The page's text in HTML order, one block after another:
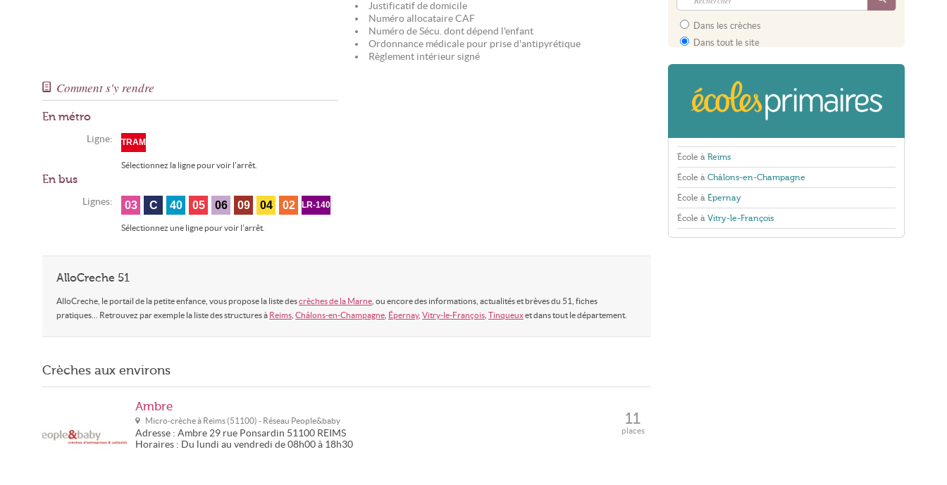
Justificatif de domicile
Numéro allocataire CAF
Numéro de Sécu. dont dépend l'enfant
Ordonnance médicale pour prise d'antipyrétique
Règlement intérieur signé
Comment s'y rendre
En métro
Ligne: TRAM
Sélectionnez la ligne pour voir l'arrêt.
En bus
Lignes: 03 C 40 05 06 09 04 02 LR-140
Sélectionnez une ligne pour voir l'arrêt.
AlloCreche 51
AlloCreche, le portail de la petite enfance, vous propose la liste descrèches de la Marne , ou encore des informations, actualités et brèves du 51, fiches
pratiques... Retrouvez par exemple la liste des structures à Reims Châlons-en-Champagne Épernay, Vitry-le-François Tinqueuxet dans tout le département.
Crèches aux environs
Ambre
Micro-crèche à Reims (51100) - Réseau People&baby
Adresse : Ambre 29 rue Ponsardin 51100 REIMS
Horaires : Du lundi au vendredi de 08h00 à 18h30
11
places
Dans les crèches
Dans tout le site
École à Reims
École à Châlons-en-Champagne
École à Épernay
École à Vitry-le-François